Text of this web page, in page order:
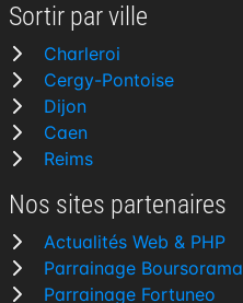
Sortir par ville
Charleroi
Cergy-Pontoise
Dijon
Caen
Reims
Nos sites partenaires
Actualités Web & PHP
Parrainage Boursorama
Parrainage Fortuneo